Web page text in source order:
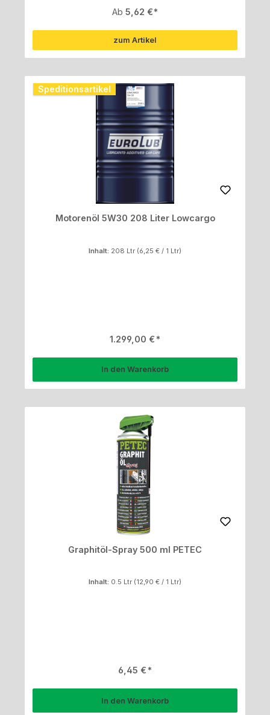
Regulärer Preis:
Ab 5,62 €
zum Artikel
Speditionsartikel
Motorenöl 5W30 208 Liter Lowcargo
Inhalt: 208 Ltr (6,25 € / 1 Ltr)
Regulärer Preis:
1.299,00 €
In den Warenkorb
Graphitöl-Spray 500 ml PETEC
Inhalt: 0.5 Ltr (12,90 € / 1 Ltr)
Regulärer Preis:
6,45 €
In den Warenkorb